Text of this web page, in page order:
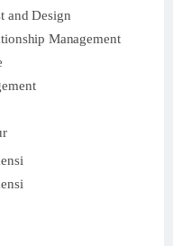
and Design
Management